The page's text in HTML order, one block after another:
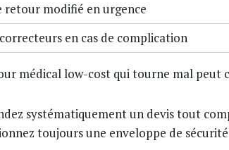
retour modifié en urgence
en cas de complication
médical low-cost qui tourne mal peut
systématiquement un devis tout
toujours une enveloppe de